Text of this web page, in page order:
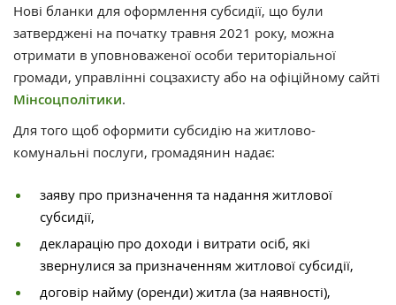
Нові бланки для оформлення субсидії, що були
затверджені на початку травня 2021 року, можна
отримати в уповноваженої особи територіальної
громади, управлінні соцзахисту або на офіційному сайті
Мінсоцполітики.
Для того щоб оформити субсидію на житлово-
комунальні послуги, громадянин надає:
заяву про призначення та надання житлової
субсидії,
декларацію про доходи і витрати осіб, які
звернулися за призначенням житлової субсидії,
договір найму (оренди) житла (за наявності),